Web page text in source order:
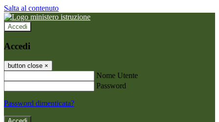
Salta al contenuto
Accedi
Accedi
button close ×
Nome Utente
Password
Password dimenticata?